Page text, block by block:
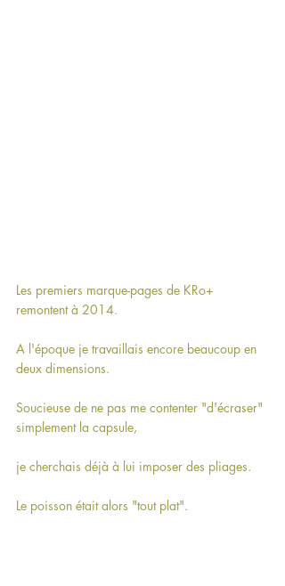
Les premiers marque-pages de KRo+
remontent à 2014.
A l'époque je travaillais encore beaucoup en
deux dimensions.
Soucieuse de ne pas me contenter "d'écraser"
simplement la capsule,
je cherchais déjà à lui imposer des pliages.
Le poisson était alors "tout plat".